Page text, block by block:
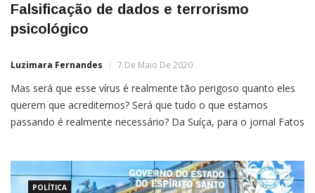
Falsificação de dados e terrorismo
psicológico
Luzimara Fernandes 7 De Maio De 2020
Mas será que esse vírus é realmente tão perigoso quanto eles
querem que acreditemos? Será que tudo o que estamos
passando é realmente necessário? Da Suíça, para o jornal Fatos
sentimento claro de que eles querem nos […]
POLÍTICA